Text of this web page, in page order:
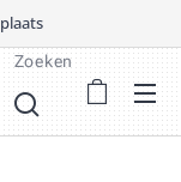
Zoeken